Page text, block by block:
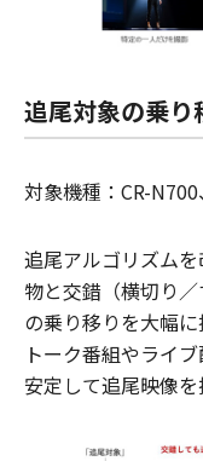
追尾対象の乗
対象機種：CR-
追尾アルゴリズム
物と交錯（横切り
の乗り移りを大幅に
トーク番組やライ
安定して追尾映像を